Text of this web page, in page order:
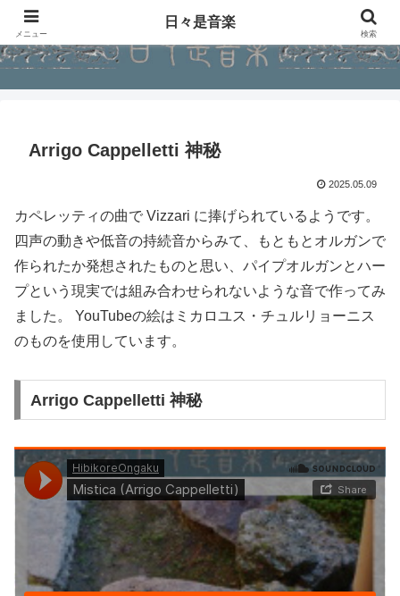
Arrigo Cappelletti 神秘
2025.05.09
カペレッティの曲で Vizzari に捧げられているようです。
四声の動きや低音の持続音からみて、もともとオルガンで
作られたか発想されたものと思い、パイプオルガンとハー
プという現実では組み合わせられないような音で作ってみ
ました。 YouTubeの絵はミカロユス・チュルリョーニス
のものを使用しています。
Arrigo Cappelletti 神秘
メニュー
日々是音楽
検索